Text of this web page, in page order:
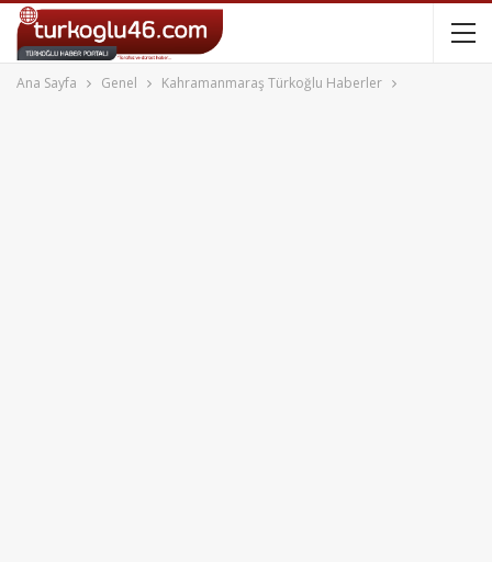
Ana Sayfa Genel Kahramanmaraş Türkoğlu Haberler